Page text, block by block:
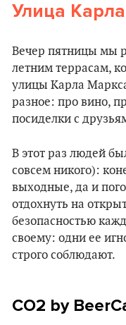
Улица
Вечер пятницы мы
летним террасам,
улицы Карла
разное: про вино,
посиделки с
В этот раз людей
совсем никого):
выходные, да и
отдохнуть на
безопасностью
своему: одни ее
строго соблюдают.
CO2 by